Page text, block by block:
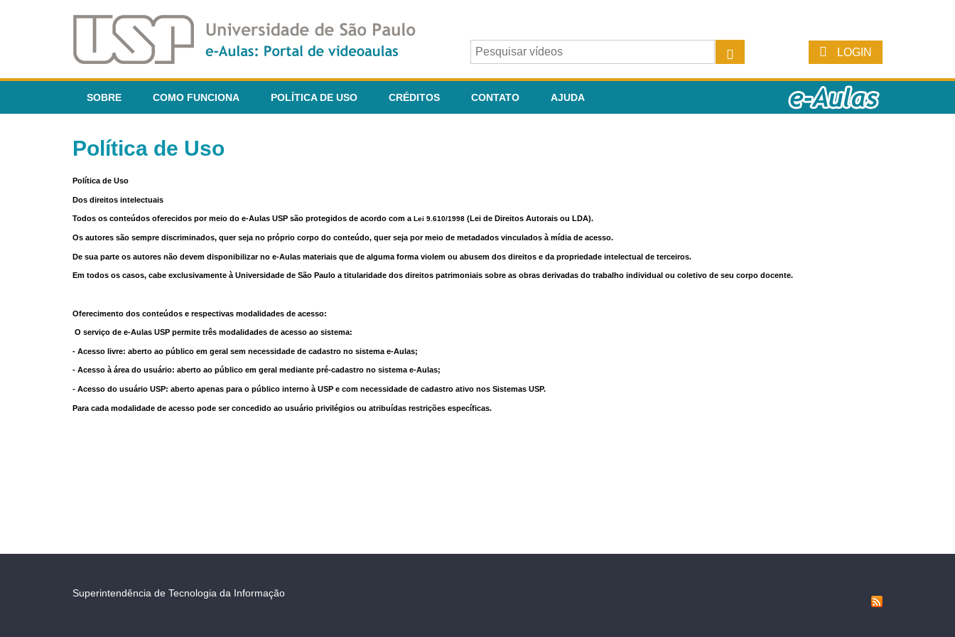
LOGIN
SOBRE COMO FUNCIONA POLÍTICA DE USO CRÉDITOS CONTATO AJUDA
Política de Uso
Política de Uso
Dos direitos intelectuais
Todos os conteúdos oferecidos por meio do e-Aulas USP são protegidos de acordo com a Lei 9.610/1998 (Lei de Direitos Autorais ou LDA).
Os autores são sempre discriminados, quer seja no próprio corpo do conteúdo, quer seja por meio de metadados vinculados à mídia de acesso.
De sua parte os autores não devem disponibilizar no e-Aulas materiais que de alguma forma violem ou abusem dos direitos e da propriedade intelectual de terceiros.
Em todos os casos, cabe exclusivamente à Universidade de São Paulo a titularidade dos direitos patrimoniais sobre as obras derivadas do trabalho individual ou coletivo de seu corpo docente.
Oferecimento dos conteúdos e respectivas modalidades de acesso:
O serviço de e-Aulas USP permite três modalidades de acesso ao sistema:
- Acesso livre: aberto ao público em geral sem necessidade de cadastro no sistema e-Aulas;
- Acesso à área do usuário: aberto ao público em geral mediante pré-cadastro no sistema e-Aulas;
- Acesso do usuário USP: aberto apenas para o público interno à USP e com necessidade de cadastro ativo nos Sistemas USP.
Para cada modalidade de acesso pode ser concedido ao usuário privilégios ou atribuídas restrições específicas.
Superintendência de Tecnologia da Informação